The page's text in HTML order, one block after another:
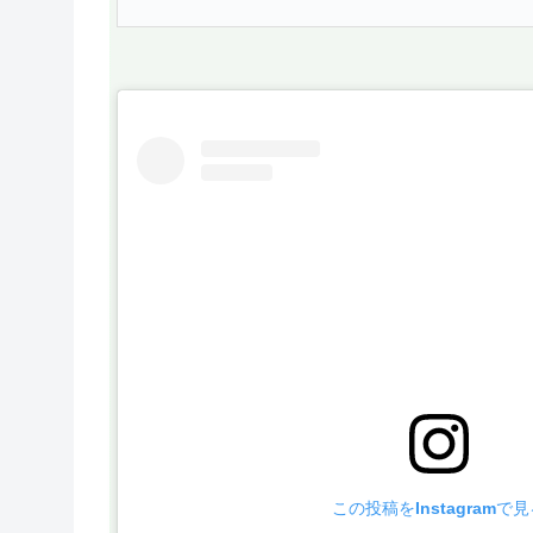
この投稿をInstagramで見